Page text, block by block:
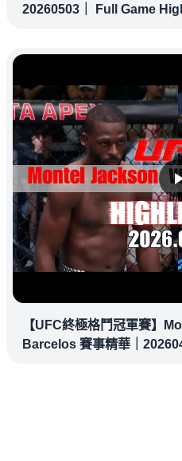
20260503｜ Full Game
【UFC終極格鬥冠軍賽】
Barcelos 賽事精華｜